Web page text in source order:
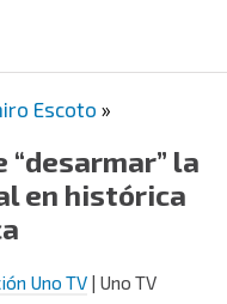
Escoto »
“desarmar” la
en histórica
Uno TV | Uno TV